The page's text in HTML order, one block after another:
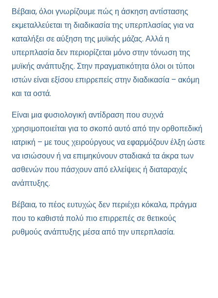
Βέβαια, όλοι γνωρίζουμε πώς η άσκηση αντίστασης
εκμεταλλεύεται τη διαδικασία της υπερπλασίας για να
καταλήξει σε αύξηση της μυϊκής μάζας. Αλλά η
υπερπλασία δεν περιορίζεται μόνο στην τόνωση της
μυϊκής ανάπτυξης. Στην πραγματικότητα όλοι οι τύποι
ιστών είναι εξίσου επιρρεπείς στην διαδικασία – ακόμη
και τα οστά.
Είναι μια φυσιολογική αντίδραση που συχνά
χρησιμοποιείται για το σκοπό αυτό από την ορθοπεδική
ιατρική – με τους χειρούργους να εφαρμόζουν έλξη ώστε
να ισιώσουν ή να επιμηκύνουν σταδιακά τα άκρα των
ασθενών που πάσχουν από ελλείψεις ή διαταραχές
ανάπτυξης.
Βέβαια, το πέος ευτυχώς δεν περιέχει κόκαλα, πράγμα
που το καθιστά πολύ πιο επιρρεπές σε θετικούς
ρυθμούς ανάπτυξης μέσα από την υπερπλασία.